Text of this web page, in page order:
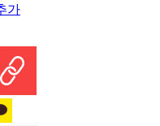
가